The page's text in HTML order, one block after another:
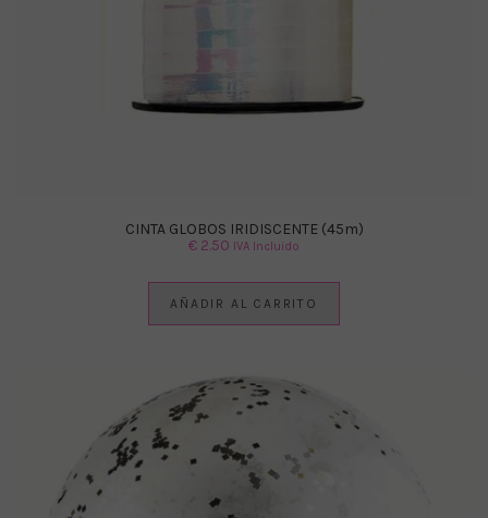
CINTA GLOBOS IRIDISCENTE (45m)
€ 2.50 IVA Incluido
AÑADIR AL CARRITO